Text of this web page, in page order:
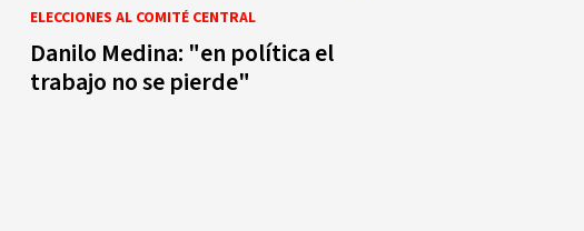
ELECCIONES AL COMITÉ CENTRAL
Danilo Medina: "en política el
trabajo no se pierde"